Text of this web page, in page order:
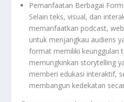
Pemanfaatan Berbagai
Selain teks, visual, dan
memanfaatkan podcast,
untuk menjangkau audiens
format memiliki keunggulan
memungkinkan storytelling
memberi edukasi interaktif,
membangun kedekatan